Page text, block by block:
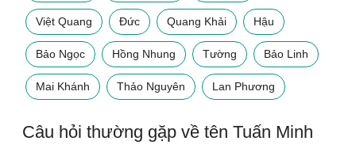
Việt Quang Đức Quang Khải Hậu
Bảo Ngọc Hồng Nhung Tường Bảo Linh
Mai Khánh Thảo Nguyên Lan Phương
Câu hỏi thường gặp về tên Tuấn Minh